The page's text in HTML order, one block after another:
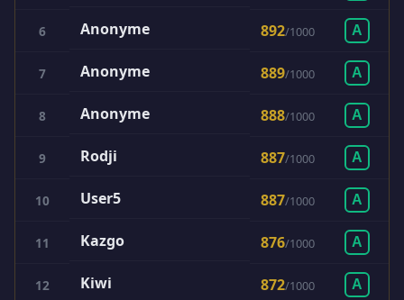
6 Anonyme 892/1000 A
7 Anonyme 889/1000 A
8 Anonyme 888/1000 A
9 Rodji 887/1000 A
10 User5 887/1000 A
11 Kazgo 876/1000 A
12 Kiwi 872/1000 A